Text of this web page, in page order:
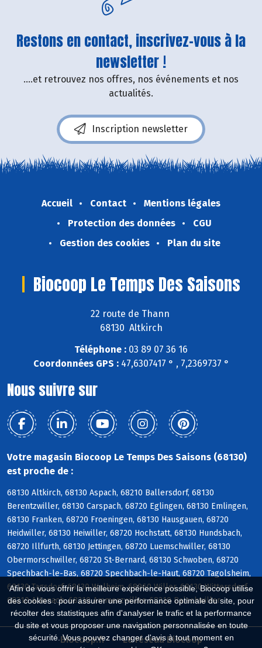
Afin de vous offrir la meilleure expérience possible, Biocoop utilise
des cookies : pour assurer une performance optimale du site, pour
récolter des statistiques afin d'analyser le trafic et la performance
du site et vous proposer une navigation personnalisée en toute
sécurité. Vous pouvez changer d'avis à tout moment en
Restons en contact, inscrivez-vous à la
newsletter !
....et retrouvez nos offres, nos événements et nos
actualités.
Inscription newsletter
Accueil Contact
Mentions légales
Protection des données
CGU
Gestion des cookies
Plan du site
Biocoop Le Temps Des Saisons
22 route de Thann
68130 Altkirch
Téléphone : 03 89 07 36 16
Coordonnées GPS :47,6307417 ° , 7,2369737 °
Nous suivre sur
Votre magasin Biocoop Le Temps Des Saisons (68130)
est proche de :
68130 Altkirch, 68130 Aspach, 68210 Ballersdorf, 68130
Berentzwiller, 68130 Carspach, 68720 Eglingen, 68130 Emlingen,
68130 Franken, 68720 Froeningen, 68130 Hausgauen, 68720
Heidwiller, 68130 Heiwiller, 68720 Hochstatt, 68130 Hundsbach,
68720 Illfurth, 68130 Jettingen, 68720 Luemschwiller, 68130
Obermorschwiller, 68720 St-Bernard, 68130 Schwoben, 68720
Spechbach-le-Bas, 68720 Spechbach-le-Haut, 68720 Tagolsheim,
68130 Tagsdorf, 68130 Walheim, 68960 Willer, 68130 Wittersdorf,
68210 Altenach, 68210 Ammerzwiller, 68210 Balschwiller
Biocoop.fr Le réseau Biocoop